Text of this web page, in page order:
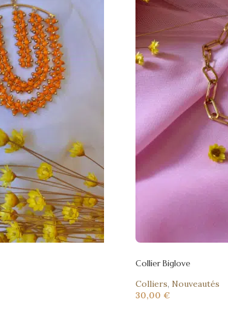
Collier Biglove
Colliers, Nouveautés
30,00 €